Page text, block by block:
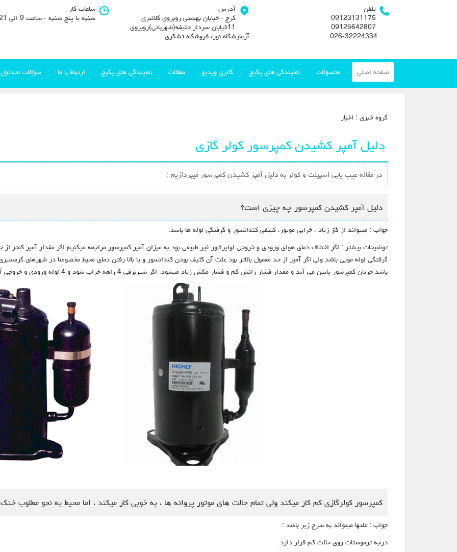
تلفن
09123131175
09125642807
آدرس
کرج - خیابان بهشتی روبروی کلانتری
11خیابان سردار حنیفه(شهربانی)روبروی
آزمایشگاه نور، فروشگاه تشکری
ساعات کار
شنبه تا پنج شنبه - ساعت 9 الی 21
صفحه اصلی محصولات نمایندگی های پکیج گالری ویدیو مقالات نمایندگی های پکیج ارتباط با ما سوالات متداول
گروه خبري : اخبار
دلیل آمپر کشیدن کمپرسور کولر گازی
در مقاله عیب یابی اسپیلت و کولر به دلیل آمپر کشیدن کمپرسور میپردازیم :
دلیل آمپر کشیدن کمپرسور چه چیزی است؟
جواب : میتواند از گاز زیاد ، خرابی موتور، کثیفی کندانسور و گرفتگی لوله ها باشد.
توضیحات بیشتر : اگر اختلاف دمای هوای ورودی و خروجی اواپراتور غیر طبیعی بود به میزان آمپر کمپرسور مراجعه میکنیم اگر مقدار آمپر کمتر
گرفتگی لوله مویی باشد ولی اگر آمپر از حد معمول بالاتر بود علت آن کثیف بودن کندانسور و یا بالا رفتن دمای محیط مخصوصا در شهرهای
باشد جریان کمپرسور پایین می آید و مقدار فشار رانش کم و فشار مکش زیاد میشود. اگر شیربرقی 4 راهه خراب شود و 4 لوله ورودی و خروجی آن هم دما میشود و آمپر کمپرسور تا 80 درصد کم میشود.
کمپرسور کولرگازی کم کار میکند ولی تمام حالت های موتور پروانه ها ، به خوبی کار میکند ، اما محیط به نحو مطلوب
جواب : علتها میتواند به شرح زیر باشد :
درجه ترموستات روی حالت کم قرار دارد.